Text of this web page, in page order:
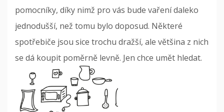
pomocníky, díky nimž pro vás bude vaření daleko
jednodušší, než tomu bylo doposud. Některé
spotřebiče jsou sice trochu dražší, ale většina z nich
se dá koupit poměrně levně. Jen chce umět hledat.